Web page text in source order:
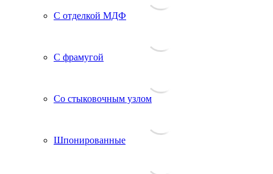
С отделкой МДФ
С фрамугой
Со стыковочным узлом
Шпонированные